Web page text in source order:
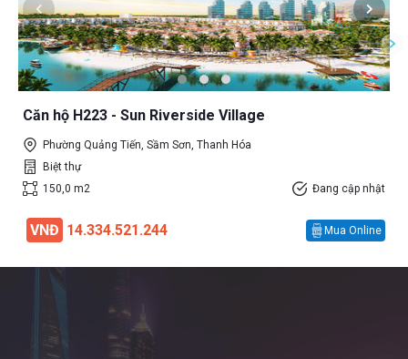
Căn hộ H223 - Sun Riverside Village
Phường Quảng Tiến, Sầm Sơn, Thanh Hóa
Biệt thự
150,0 m2
Đang cập nhật
VNĐ 14.334.521.244 Mua Online